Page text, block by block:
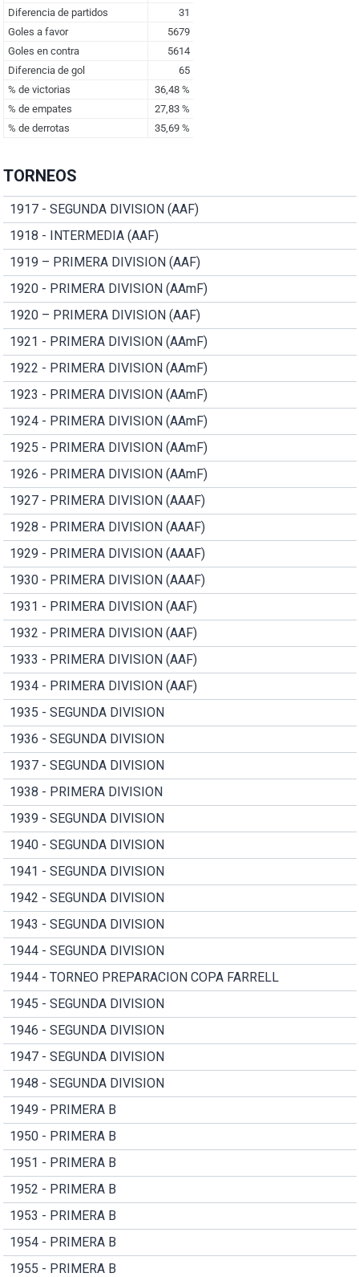
TORNEOS
1917 - SEGUNDA DIVISION (AAF)
1918 - INTERMEDIA (AAF)
1919 – PRIMERA DIVISION (AAF)
1920 - PRIMERA DIVISION (AAmF)
1920 – PRIMERA DIVISION (AAF)
1921 - PRIMERA DIVISION (AAmF)
1922 - PRIMERA DIVISION (AAmF)
1923 - PRIMERA DIVISION (AAmF)
1924 - PRIMERA DIVISION (AAmF)
1925 - PRIMERA DIVISION (AAmF)
1926 - PRIMERA DIVISION (AAmF)
1927 - PRIMERA DIVISION (AAAF)
1928 - PRIMERA DIVISION (AAAF)
1929 - PRIMERA DIVISION (AAAF)
1930 - PRIMERA DIVISION (AAAF)
1931 - PRIMERA DIVISION (AAF)
1932 - PRIMERA DIVISION (AAF)
1933 - PRIMERA DIVISION (AAF)
1934 - PRIMERA DIVISION (AAF)
1935 - SEGUNDA DIVISION
1936 - SEGUNDA DIVISION
1937 - SEGUNDA DIVISION
1938 - PRIMERA DIVISION
1939 - SEGUNDA DIVISION
1940 - SEGUNDA DIVISION
1941 - SEGUNDA DIVISION
1942 - SEGUNDA DIVISION
1943 - SEGUNDA DIVISION
1944 - SEGUNDA DIVISION
1944 - TORNEO PREPARACION COPA FARRELL
1945 - SEGUNDA DIVISION
1946 - SEGUNDA DIVISION
1947 - SEGUNDA DIVISION
1948 - SEGUNDA DIVISION
1949 - PRIMERA B
1950 - PRIMERA B
1951 - PRIMERA B
1952 - PRIMERA B
1953 - PRIMERA B
1954 - PRIMERA B
1955 - PRIMERA B